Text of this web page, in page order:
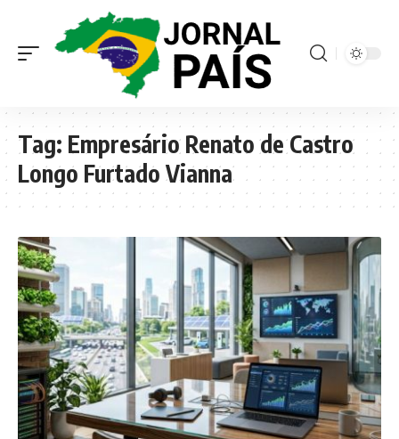
Tag: Empresário Renato de Castro
Longo Furtado Vianna